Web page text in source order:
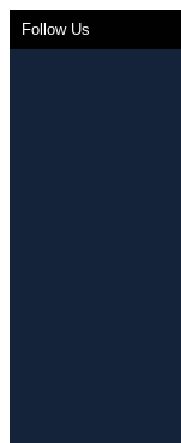
Follow Us